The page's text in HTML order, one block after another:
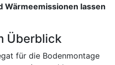
Wärmeemissionen lassen
Überblick
für die Bodenmontage